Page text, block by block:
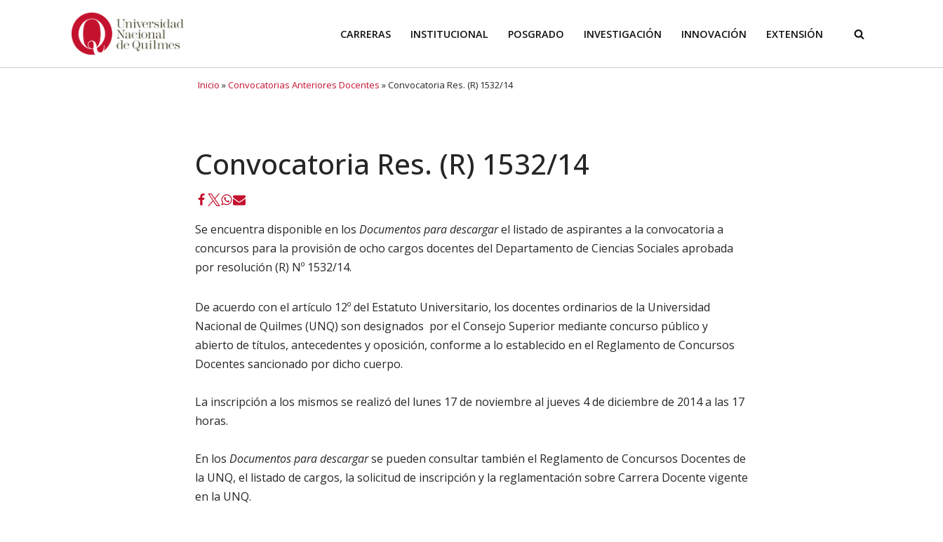
CARRERAS INSTITUCIONAL POSGRADO INVESTIGACIÓN INNOVACIÓN EXTENSIÓN
Inicio »Convocatorias Anteriores Docentes »Convocatoria Res. (R) 1532/14
Convocatoria Res. (R) 1532/14
Se encuentra disponible en los Documentos para descargarel listado de aspirantes a la convocatoria a
concursos para la provisión de ocho cargos docentes del Departamento de Ciencias Sociales aprobada
por resolución (R) Nº 1532/14.
De acuerdo con el artículo 12º del Estatuto Universitario, los docentes ordinarios de la Universidad
Nacional de Quilmes (UNQ) son designados por el Consejo Superior mediante concurso público y
abierto de títulos, antecedentes y oposición, conforme a lo establecido en el Reglamento de Concursos
Docentes sancionado por dicho cuerpo.
La inscripción a los mismos se realizó del lunes 17 de noviembre al jueves 4 de diciembre de 2014 a las 17
horas.
En los Documentos para descargarse pueden consultar también el Reglamento de Concursos Docentes de
la UNQ, el listado de cargos, la solicitud de inscripción y la reglamentación sobre Carrera Docente vigente
en la UNQ.